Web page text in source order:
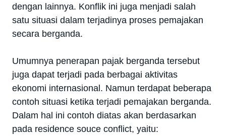
dengan lainnya. Konflik ini juga menjadi salah
satu situasi dalam terjadinya proses pemajakan
secara berganda.
Umumnya penerapan pajak berganda tersebut
juga dapat terjadi pada berbagai aktivitas
ekonomi internasional. Namun terdapat beberapa
contoh situasi ketika terjadi pemajakan berganda.
Dalam hal ini contoh diatas akan berdasarkan
pada residence souce conflict, yaitu: